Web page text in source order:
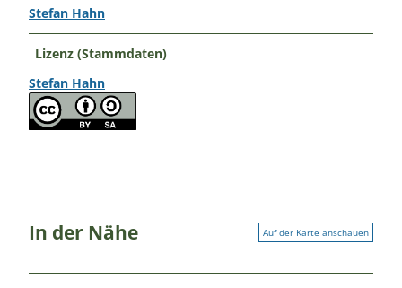
Stefan Hahn
Lizenz (Stammdaten)
Stefan Hahn
In der Nähe Auf der Karte anschauen